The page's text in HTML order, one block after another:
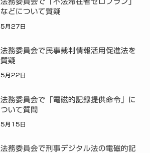
などについて質疑
5月27日
法務委員会で民事裁判情報活用促進法を
質疑
5月22日
法務委員会で「電磁的記録提供命令」に
ついて質問
5月15日
法務委員会で刑事デジタル法の電磁的記